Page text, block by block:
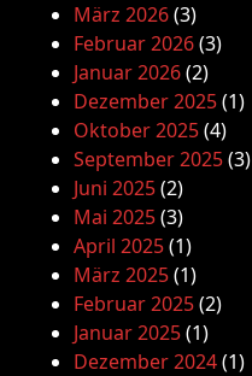
März 2026(3)
Februar 2026(3)
Januar 2026(2)
Dezember 2025(1)
Oktober 2025(4)
September 2025(3)
Juni 2025(2)
Mai 2025(3)
April 2025(1)
März 2025(1)
Februar 2025(2)
Januar 2025(1)
Dezember 2024(1)